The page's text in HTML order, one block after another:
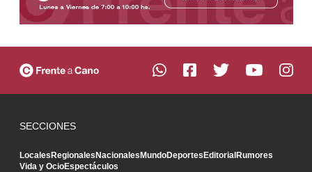
SECCIONES
LocalesRegionalesNacionalesMundoDeportesEditorialRumores
Vida y OcioEspectáculos